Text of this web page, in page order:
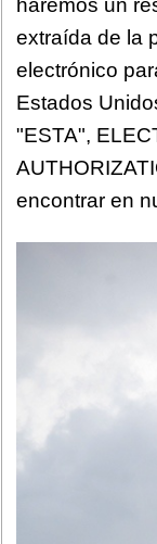
extraída de la
electrónico
Estados
"ESTA",
encontrar en